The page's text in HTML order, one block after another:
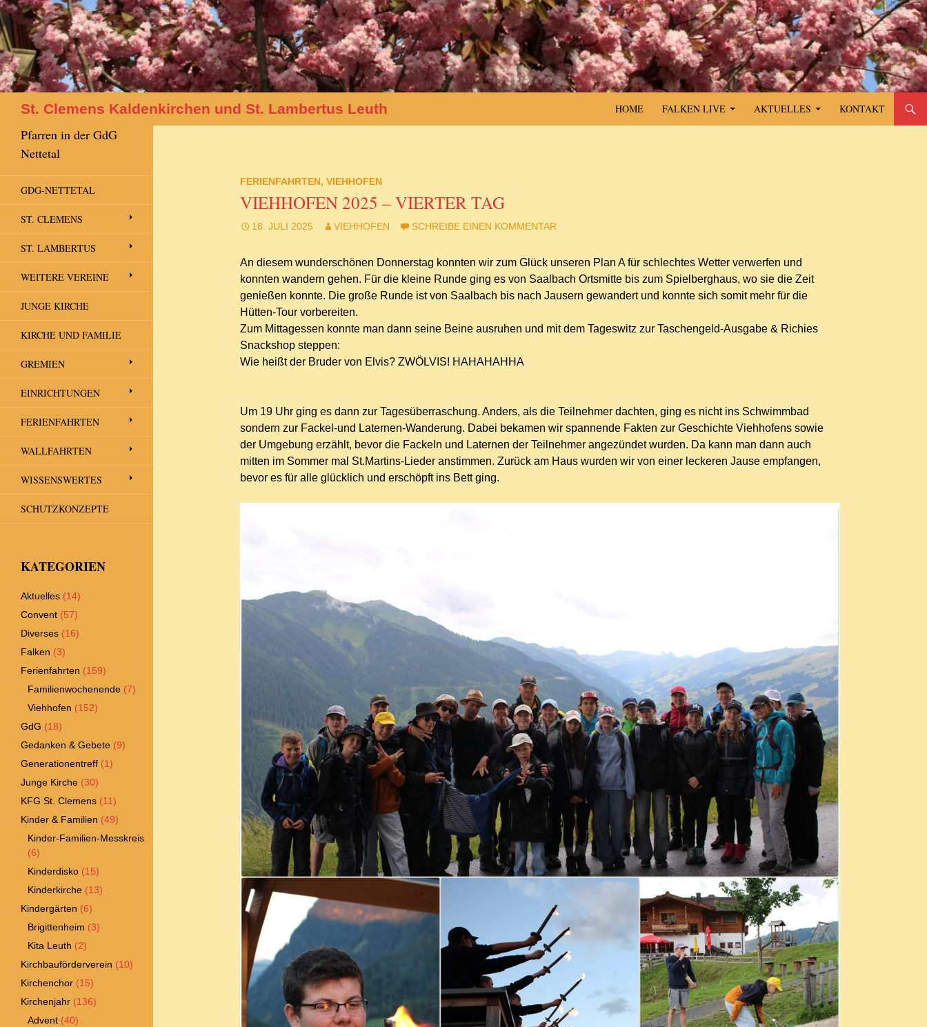
St. Clemens Kaldenkirchen und St. Lambertus Leuth HOME FALKEN LIVE AKTUELLES KONTAKT
FERIENFAHRTEN, VIEHHOFEN
VIEHHOFEN 2025 – VIERTER TAG
18. JULI 2025 VIEHHOFEN SCHREIBE EINEN KOMMENTAR
An diesem wunderschönen Donnerstag konnten wir zum Glück unseren Plan A für schlechtes Wetter verwerfen und
konnten wandern gehen. Für die kleine Runde ging es von Saalbach Ortsmitte bis zum Spielberghaus, wo sie die Zeit
genießen konnte. Die große Runde ist von Saalbach bis nach Jausern gewandert und konnte sich somit mehr für die
Hütten-Tour vorbereiten.
Zum Mittagessen konnte man dann seine Beine ausruhen und mit dem Tageswitz zur Taschengeld-Ausgabe & Richies
Snackshop steppen:
Wie heißt der Bruder von Elvis? ZWÖLVIS! HAHAHAHHA
Um 19 Uhr ging es dann zur Tagesüberraschung. Anders, als die Teilnehmer dachten, ging es nicht ins Schwimmbad
sondern zur Fackel-und Laternen-Wanderung. Dabei bekamen wir spannende Fakten zur Geschichte Viehhofens sowie
der Umgebung erzählt, bevor die Fackeln und Laternen der Teilnehmer angezündet wurden. Da kann man dann auch
mitten im Sommer mal St.Martins-Lieder anstimmen. Zurück am Haus wurden wir von einer leckeren Jause empfangen,
bevor es für alle glücklich und erschöpft ins Bett ging.
Pfarren in der GdG
Nettetal
GDG-NETTETAL
ST. CLEMENS
ST. LAMBERTUS
WEITERE VEREINE
JUNGE KIRCHE
KIRCHE UND FAMILIE
GREMIEN
EINRICHTUNGEN
FERIENFAHRTEN
WALLFAHRTEN
WISSENSWERTES
SCHUTZKONZEPTE
KATEGORIEN
Aktuelles (14)
Convent (57)
Diverses (16)
Falken (3)
Ferienfahrten (159)
Familienwochenende (7)
Viehhofen (152)
GdG (18)
Gedanken & Gebete (9)
Generationentreff (1)
Junge Kirche (30)
KFG St. Clemens (11)
Kinder & Familien (49)
Kinder-Familien-Messkreis
(6)
Kinderdisko (15)
Kinderkirche (13)
Kindergärten (6)
Brigittenheim (3)
Kita Leuth (2)
Kirchbauförderverein (10)
Kirchenchor (15)
Kirchenjahr (136)
Advent (40)